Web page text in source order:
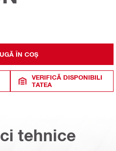
ÎN COȘ
VERIFICĂ DISPONIBILI
TATEA
tehnice